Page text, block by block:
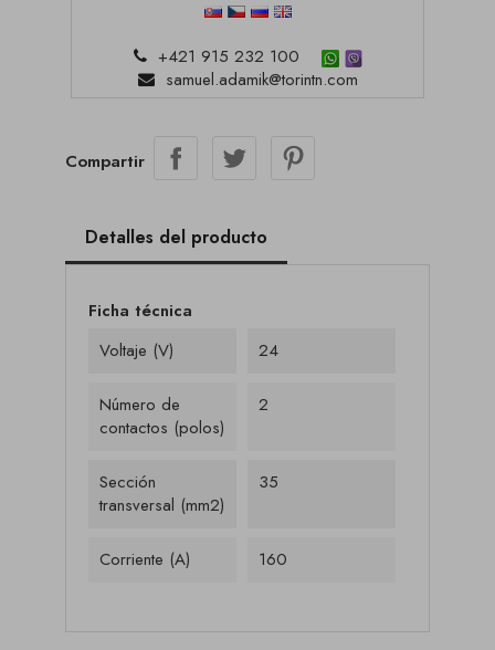
+421 915 232 100
samuel.adamik@torintn.com
Compartir
Detalles del producto
Ficha técnica
Voltaje (V)
24
Número de
contactos (polos)
2
Sección
transversal (mm2)
35
Corriente (A) 160